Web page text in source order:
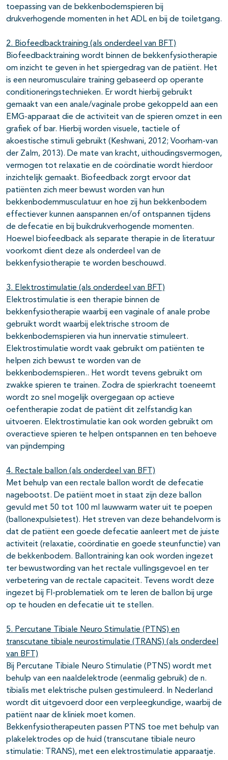
toepassing van de bekkenbodemspieren bij
drukverhogende momenten in het ADL en bij de toiletgang.
2. Biofeedbacktraining (als onderdeel van BFT)
Biofeedbacktraining wordt binnen de bekkenfysiotherapie
om inzicht te geven in het spiergedrag van de patiënt. Het
is een neuromusculaire training gebaseerd op operante
conditioneringstechnieken. Er wordt hierbij gebruikt
gemaakt van een anale/vaginale probe gekoppeld aan een
EMG-apparaat die de activiteit van de spieren omzet in een
grafiek of bar. Hierbij worden visuele, tactiele of
akoestische stimuli gebruikt (Keshwani, 2012; Voorham-van
der Zalm, 2013). De mate van kracht, uithoudingsvermogen,
vermogen tot relaxatie en de coördinatie wordt hierdoor
inzichtelijk gemaakt. Biofeedback zorgt ervoor dat
patiënten zich meer bewust worden van hun
bekkenbodemmusculatuur en hoe zij hun bekkenbodem
effectiever kunnen aanspannen en/of ontspannen tijdens
de defecatie en bij buikdrukverhogende momenten.
Hoewel biofeedback als separate therapie in de literatuur
voorkomt dient deze als onderdeel van de
bekkenfysiotherapie te worden beschouwd.
3. Elektrostimulatie (als onderdeel van BFT)
Elektrostimulatie is een therapie binnen de
bekkenfysiotherapie waarbij een vaginale of anale probe
gebruikt wordt waarbij elektrische stroom de
bekkenbodemspieren via hun innervatie stimuleert.
Elektrostimulatie wordt vaak gebruikt om patiënten te
helpen zich bewust te worden van de
bekkenbodemspieren.. Het wordt tevens gebruikt om
zwakke spieren te trainen. Zodra de spierkracht toeneemt
wordt zo snel mogelijk overgegaan op actieve
oefentherapie zodat de patiënt dit zelfstandig kan
uitvoeren. Elektrostimulatie kan ook worden gebruikt om
overactieve spieren te helpen ontspannen en ten behoeve
van pijndemping
4. Rectale ballon (als onderdeel van BFT)
Met behulp van een rectale ballon wordt de defecatie
nagebootst. De patiënt moet in staat zijn deze ballon
gevuld met 50 tot 100 ml lauwwarm water uit te poepen
(ballonexpulsietest). Het streven van deze behandelvorm is
dat de patiënt een goede defecatie aanleert met de juiste
activiteit (relaxatie, coördinatie en goede steunfunctie) van
de bekkenbodem. Ballontraining kan ook worden ingezet
ter bewustwording van het rectale vullingsgevoel en ter
verbetering van de rectale capaciteit. Tevens wordt deze
ingezet bij FI-problematiek om te leren de ballon bij urge
op te houden en defecatie uit te stellen.
5. Percutane Tibiale Neuro Stimulatie (PTNS) en
transcutane tibiale neurostimulatie (TRANS) (als onderdeel
van BFT)
Bij Percutane Tibiale Neuro Stimulatie (PTNS) wordt met
behulp van een naaldelektrode (eenmalig gebruik) de n.
tibialis met elektrische pulsen gestimuleerd. In Nederland
wordt dit uitgevoerd door een verpleegkundige, waarbij de
patiënt naar de kliniek moet komen.
Bekkenfysiotherapeuten passen PTNS toe met behulp van
plakelektrodes op de huid (transcutane tibiale neuro
stimulatie: TRANS), met een elektrostimulatie apparaatje.